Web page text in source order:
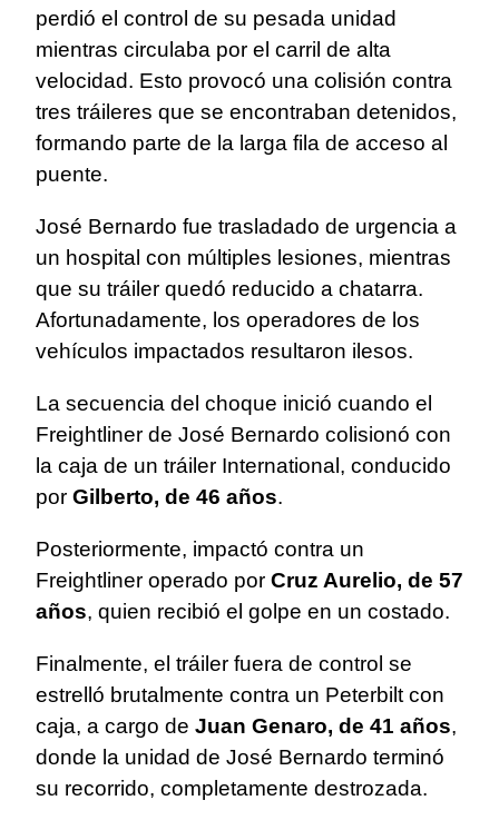
perdió el control de su pesada unidad
mientras circulaba por el carril de alta
velocidad. Esto provocó una colisión contra
tres tráileres que se encontraban detenidos,
formando parte de la larga fila de acceso al
puente.
José Bernardo fue trasladado de urgencia a
un hospital con múltiples lesiones, mientras
que su tráiler quedó reducido a chatarra.
Afortunadamente, los operadores de los
vehículos impactados resultaron ilesos.
La secuencia del choque inició cuando el
Freightliner de José Bernardo colisionó con
la caja de un tráiler International, conducido
por Gilberto, de 46 años.
Posteriormente, impactó contra un
Freightliner operado por Cruz Aurelio, de 57
años, quien recibió el golpe en un costado.
Finalmente, el tráiler fuera de control se
estrelló brutalmente contra un Peterbilt con
caja, a cargo de Juan Genaro, de 41 años,
donde la unidad de José Bernardo terminó
su recorrido, completamente destrozada.